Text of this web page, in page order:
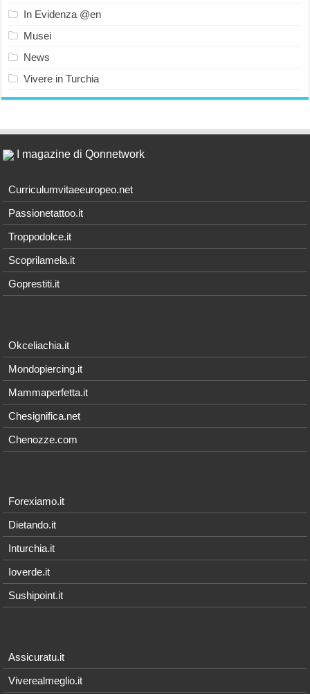
In Evidenza @en
Musei
News
Vivere in Turchia
I magazine di Qonnetwork
Curriculumvitaeeuropeo.net
Passionetattoo.it
Troppodolce.it
Scoprilamela.it
Goprestiti.it
Okceliachia.it
Mondopiercing.it
Mammaperfetta.it
Chesignifica.net
Chenozze.com
Forexiamo.it
Dietando.it
Inturchia.it
Ioverde.it
Sushipoint.it
Assicuratu.it
Viverealmeglio.it